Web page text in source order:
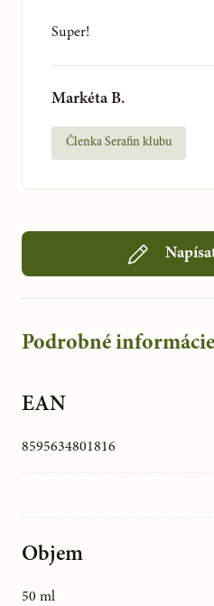
Super!
Markéta B.
Členka Serafin klubu
Podrobné informácie
EAN
8595634801816
Objem
50 ml